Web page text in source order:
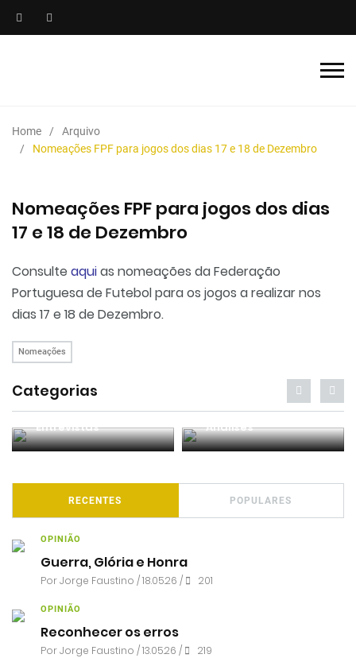
Home
Arquivo
Nomeações FPF para jogos dos dias 17 e 18 de Dezembro
Nomeações FPF para jogos dos dias
17 e 18 de Dezembro
Consulte aquias nomeações da Federação
Portuguesa de Futebol para os jogos a realizar nos
dias 17 e 18 de Dezembro.
Nomeações
Categorias
Entrevistas Análises
RECENTES POPULARES
OPINIÃO
Guerra, Glória e Honra
PorJorge Faustino / 18.05.26 / 201
OPINIÃO
Reconhecer os erros
PorJorge Faustino / 13.05.26 / 219